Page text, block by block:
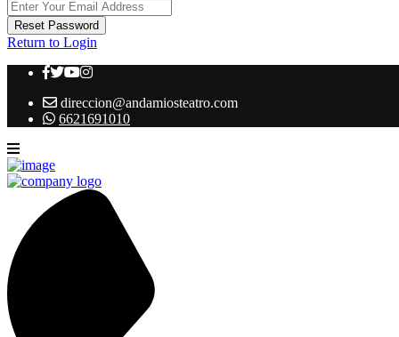
Reset Password
Return to Login
direccion@andamiosteatro.com
6621691010